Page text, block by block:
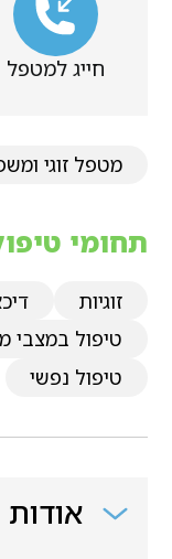
חייג למטפל
מטפל זוגי
תחומי
זוגיות
טיפול במצבי
טיפול נפשי
אודות